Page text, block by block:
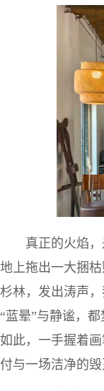
真正的火焰
地上拖出一大捆
杉林，发出涛声
“蓝晕”与静谧，
如此，一手握着
付与一场洁净的